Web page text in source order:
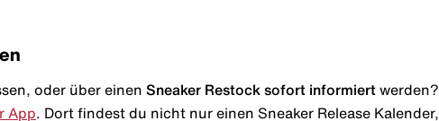
oder über einen Sneaker Restock sofort informiert werden?
App . Dort findest du nicht nur einen Sneaker Release Kalender,